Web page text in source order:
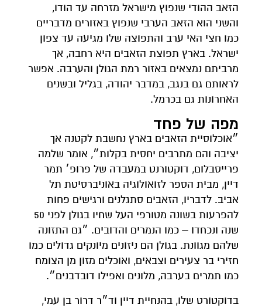
הזאב ההודי שנפוץ מישראל מזרחה עד הודו,
והשני הוא הזאב הערבי שנפוץ באזורים מדבריים
כמו חצי האי ערב והתפוצה שלו מגיעה עד צפון
ישראל. בארץ תפוצת הזאבים היא רחבה, אך
מרביתם נמצאים באזור רמת הגולן והערבה. אפשר
לראותם גם בנגב, במדבר יהודה, בגליל ובשנים
האחרונות גם בכרמל.
מפה של פחד
״אוכלוסיית הזאבים בארץ נחשבת לקטנה אך
יציבה והם מתרבים יחסית בקלות״, אומר שלמה
פרייסבלום, דוקטורנט במעבדה של פרופ׳ תמר
דיין, מבית הספר לזואולוגיה באוניברסיטת תל
אביב. לדבריו, הזאבים סתגלנים ורגישים פחות
להפרעות בשונה מטורפי העל שחיו בגולן לפני 50
שנה ונכחדו – כמו הנמרים והדובים. ״גם התזונה
שלהם מגוונת. בגולן הם ניזונים מיונקים גדולים כמו
חזירי בר צעירים וצבאים, ואוכלים מזון מן הצומח
כמו תמרים בערבה, מלונים ואפילו דובדבנים״.
בדוקטורט שלו, בהנחיית דיין וד״ר דרור בן עמי,